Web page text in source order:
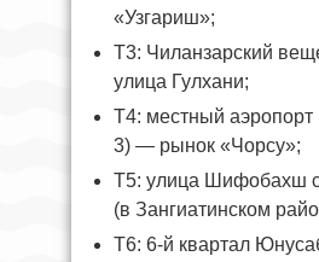
«Узгариш»;
T3: Чиланзарский
улица Гулхани;
T4: местный аэропорт
3) — рынок «Чорсу»;
T5: улица Шифобахш
(в Зангиатинском
T6: 6-й квартал